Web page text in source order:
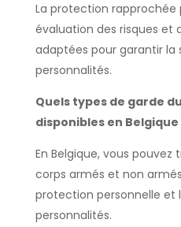
La protection rapprochée
évaluation des risques et
adaptées pour garantir la
personnalités.
Quels types de garde
disponibles en Belgique
En Belgique, vous pouvez
corps armés et non
protection personnelle et
personnalités.